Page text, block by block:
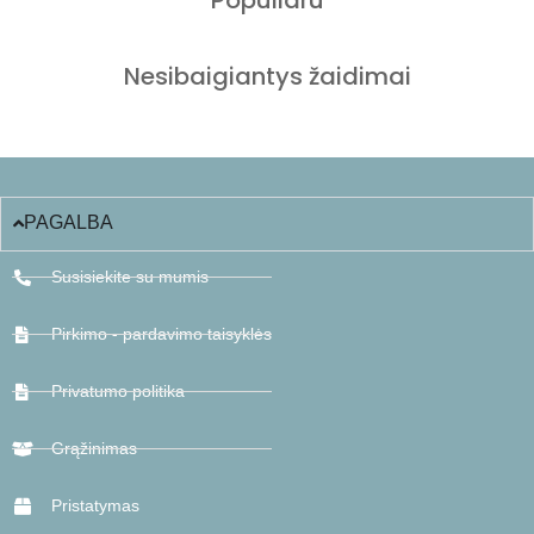
Nesibaigiantys žaidimai
PAGALBA
Susisiekite su mumis
Pirkimo - pardavimo taisyklės
Privatumo politika
Grąžinimas
Pristatymas